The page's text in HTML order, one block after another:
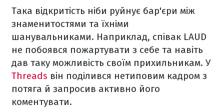
Така відкритість ніби руйнує бар'єри між
знаменитостями та їхніми
шанувальниками. Наприклад, співак LAUD
не побоявся пожартувати з себе та навіть
дав таку можливість своїм прихильникам. У
Threads він поділився нетиповим кадром з
потяга й запросив активно його
коментувати.